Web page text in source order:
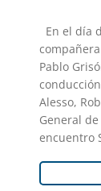
En el día
Pablo
Alesso,
General
encuentro